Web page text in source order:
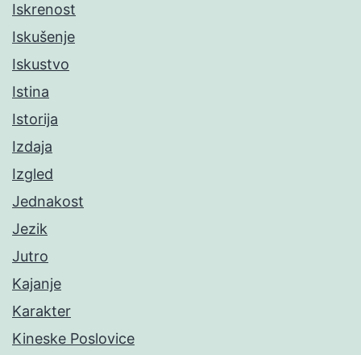
Iskrenost
Iskušenje
Iskustvo
Istina
Istorija
Izdaja
Izgled
Jednakost
Jezik
Jutro
Kajanje
Karakter
Kineske Poslovice